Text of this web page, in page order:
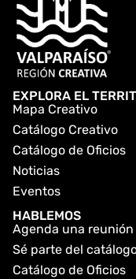
EXPLORA EL
Mapa Creativo
Catálogo Creativo
Catálogo de Oficios
Noticias
Eventos
HABLEMOS
Agenda una reunión
Sé parte del
Catálogo de Oficios